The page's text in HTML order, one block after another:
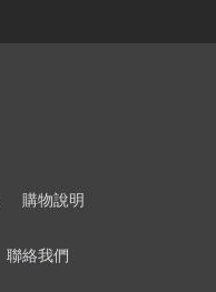
購物說明
聯絡我們